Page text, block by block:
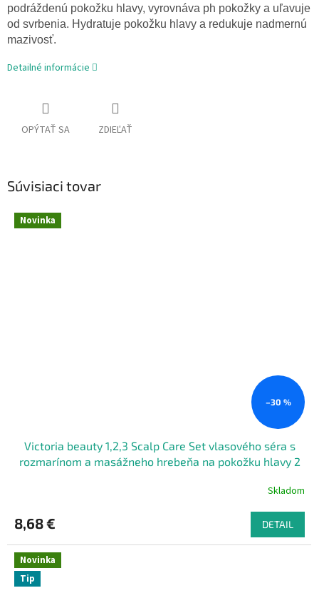
podráždenú pokožku hlavy, vyrovnáva ph pokožky a uľavuje
od svrbenia. Hydratuje pokožku hlavy a redukuje nadmernú
mazivosť.
Detailné informácie
OPÝTAŤ SA ZDIEĽAŤ
Súvisiaci tovar
Novinka
–30 %
Victoria beauty 1,2,3 Scalp Care Set vlasového séra s
rozmarínom a masážneho hrebeňa na pokožku hlavy 2
Skladom
8,68 € DETAIL
Novinka
Tip